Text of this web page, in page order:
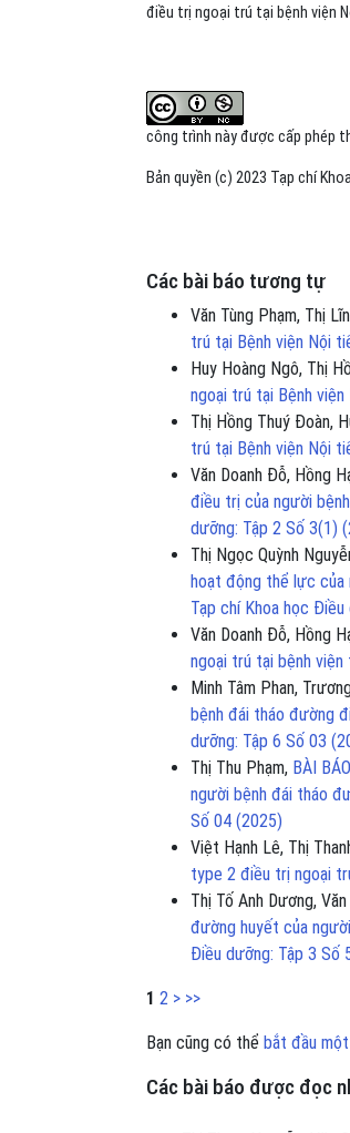
điều trị ngoại trú tại bệnh viện
công trình này được cấp phép
Bản quyền (c) 2023 Tạp chí
Các bài báo tương tự
Văn Tùng Phạm, Thị
trú tại Bệnh viện Nội
Huy Hoàng Ngô, Thị
ngoại trú tại Bệnh
Thị Hồng Thuý Đoàn,
trú tại Bệnh viện Nội
Văn Doanh Đỗ, Hồng
điều trị của người
dưỡng: Tập 2 Số 3(1)
Thị Ngọc Quỳnh
hoạt động thể lực của
Tạp chí Khoa học
Văn Doanh Đỗ, Hồng
ngoại trú tại bệnh viện
Minh Tâm Phan,
bệnh đái tháo đường
dưỡng: Tập 6 Số 03
Thị Thu Phạm, BÀI
người bệnh đái tháo
Số 04 (2025)
Việt Hạnh Lê, Thị
type 2 điều trị ngoại
Thị Tố Anh Dương,
đường huyết của
Điều dưỡng: Tập 3 Số
1 2 > >>
Bạn cũng có thể bắt đầu
Các bài báo được đọc